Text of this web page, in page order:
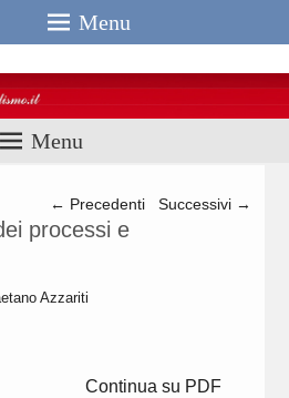
Menu
Menu
Navigazione articolo
← Precedenti Successivi →
processi e
Azzariti
Continua su PDF